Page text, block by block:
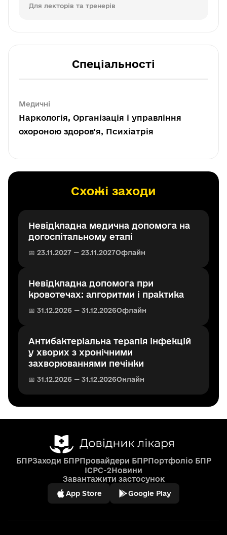
Для лекторів та тренерів
Спеціальності
Медичні
Наркологія, Організація і управління
охороною здоров'я, Психіатрія
Схожі заходи
Невідкладна медична допомога на
догоспітальному етапі
📅 23.11.2027 — 23.11.2027Офлайн
Невідкладна допомога при
кровотечах: алгоритми і практика
📅 31.12.2026 — 31.12.2026Офлайн
Антибактеріальна терапія інфекцій
у хворих з хронічними
захворюваннями печінки
📅 31.12.2026 — 31.12.2026Онлайн
БПРЗаходи БПРПровайдери БПРПортфоліо БПР
ICPC-2Новини
Завантажити застосунок
App Store Google Play